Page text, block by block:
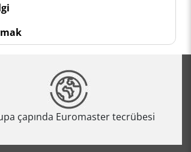
çapında Euromaster tecrübesi